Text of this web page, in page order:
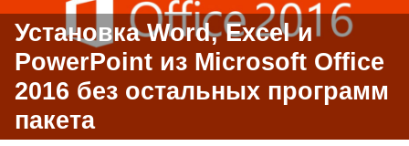
Установка Word, Excel и
PowerPoint из Microsoft Office
2016 без остальных программ
пакета